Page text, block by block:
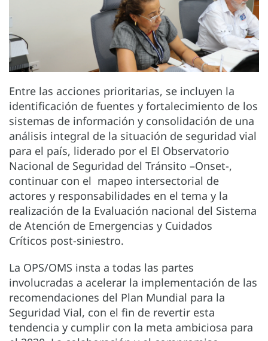
Entre las acciones prioritarias, se incluyen la
identificación de fuentes y fortalecimiento de los
sistemas de información y consolidación de una
análisis integral de la situación de seguridad vial
para el país, liderado por el El Observatorio
Nacional de Seguridad del Tránsito –Onset-,
continuar con el mapeo intersectorial de
actores y responsabilidades en el tema y la
realización de la Evaluación nacional del Sistema
de Atención de Emergencias y Cuidados
Críticos post-siniestro.
La OPS/OMS insta a todas las partes
involucradas a acelerar la implementación de las
recomendaciones del Plan Mundial para la
Seguridad Vial, con el fin de revertir esta
tendencia y cumplir con la meta ambiciosa para